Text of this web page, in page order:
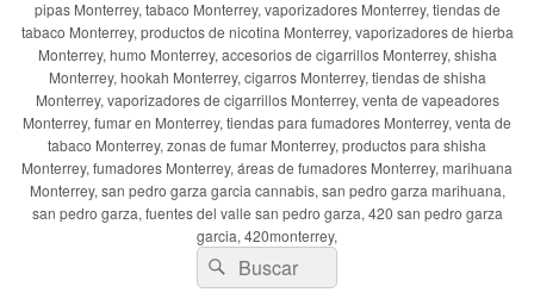
pipas Monterrey, tabaco Monterrey, vaporizadores Monterrey, tiendas de
tabaco Monterrey, productos de nicotina Monterrey, vaporizadores de hierba
Monterrey, humo Monterrey, accesorios de cigarrillos Monterrey, shisha
Monterrey, hookah Monterrey, cigarros Monterrey, tiendas de shisha
Monterrey, vaporizadores de cigarrillos Monterrey, venta de vapeadores
Monterrey, fumar en Monterrey, tiendas para fumadores Monterrey, venta de
tabaco Monterrey, zonas de fumar Monterrey, productos para shisha
Monterrey, fumadores Monterrey, áreas de fumadores Monterrey, marihuana
Monterrey, san pedro garza garcia cannabis, san pedro garza marihuana,
san pedro garza, fuentes del valle san pedro garza, 420 san pedro garza
garcia, 420monterrey,
Buscar
por:
Buscar